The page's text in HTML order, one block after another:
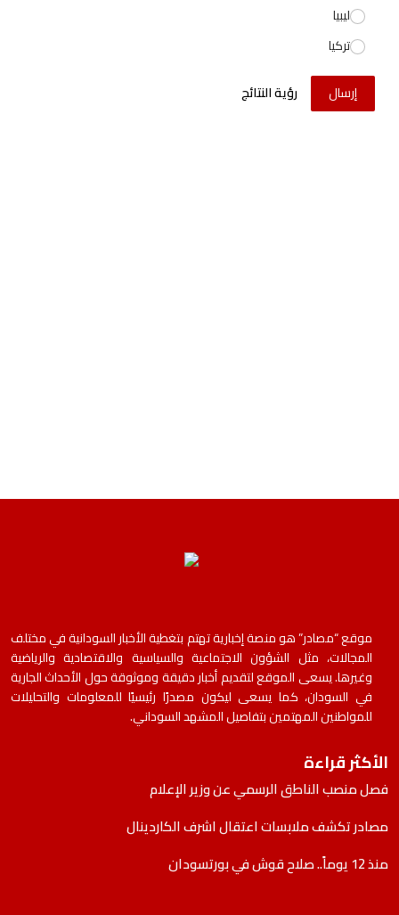
ليبيا
تركيا
إرسال رؤية النتائج
موقع “مصادر” هو منصة إخبارية تهتم بتغطية الأخبار السودانية في مختلف
المجالات، مثل الشؤون الاجتماعية والسياسية والاقتصادية والرياضية
وغيرها. يسعى الموقع لتقديم أخبار دقيقة وموثوقة حول الأحداث الجارية
في السودان، كما يسعى ليكون مصدرًا رئيسيًا للمعلومات والتحليلات
للمواطنين المهتمين بتفاصيل المشهد السوداني.
الأكثر قراءة
فصل منصب الناطق الرسمي عن وزير الإعلام
مصادر تكشف ملابسات اعتقال اشرف الكاردينال
منذ 12 يوماً.. صلاح قوش في بورتسودان